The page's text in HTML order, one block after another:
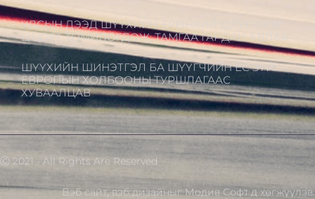
УЛСЫН ДЭЭД ШҮҮХИЙН ЕРӨНХИЙ ШҮҮГЧЭЭР
Ц.ЦОГТ ТОМИЛОГДОЖ, ТАМГАА ГАРДАН АВЛАА
ШҮҮХИЙН ШИНЭТГЭЛ БА ШҮҮГЧИЙН ЁС ЗҮЙ:
ЕВРОПЫН ХОЛБООНЫ ТУРШЛАГААС
ХУВААЛЦАВ
Ⓒ 2021 - All Rights Are Reserved
Вэб сайт,вэб дизайныгМодив Софт д хөгжүүлэв.